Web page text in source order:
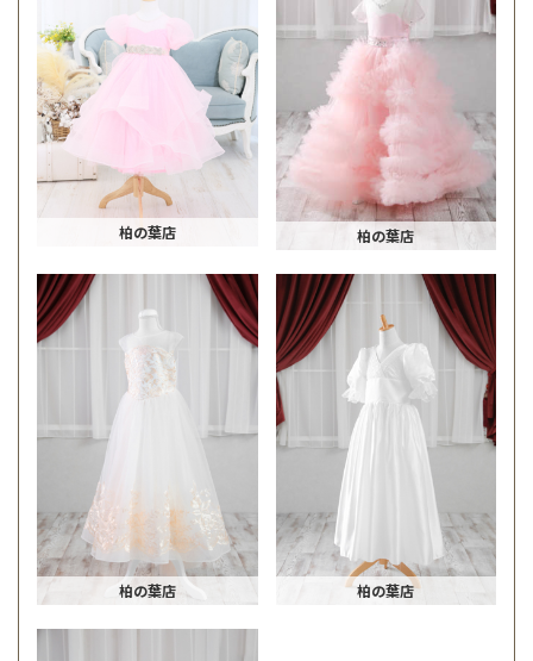
柏の葉店 柏の葉店
柏の葉店 柏の葉店